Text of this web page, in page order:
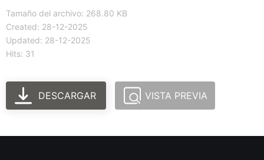
Tamaño del archivo: 268.80 KB
Created: 28-12-2025
Updated: 28-12-2025
Hits: 31
DESCARGAR VISTA PREVIA